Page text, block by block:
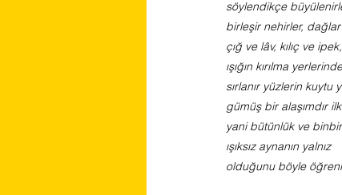
söylendikçe
birleşir nehirler, dağlar
çığ ve lâv, kılıç ve
ışığın kırılma
sırlanır yüzlerin kuytu
gümüş bir alaşımdır
yani bütünlük ve
ışıksız aynanın yalnız
olduğunu böyle